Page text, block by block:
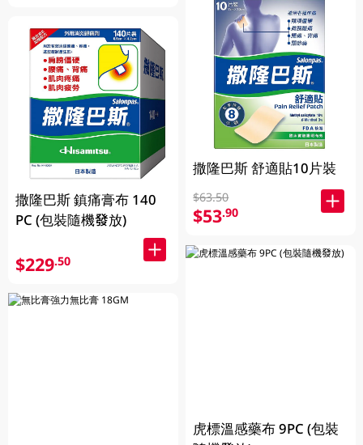
撒隆巴斯 鎮痛膏布 140
PC (包裝隨機發放)
$229.50
撒隆巴斯 舒適貼10片裝
$63.50
$53.90
虎標溫感藥布 9PC (包裝